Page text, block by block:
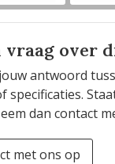
vraag over
antwoord
specificaties.
dan contact
met ons op